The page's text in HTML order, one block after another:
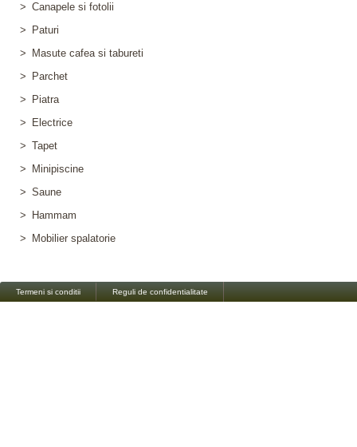
> Canapele si fotolii
>
Paturi
>
Masute cafea si tabureti
>
Parchet
>
Piatra
>
Electrice
> Tapet
>
Minipiscine
> Saune
>
Hammam
>
Mobilier spalatorie
Termeni si conditii Reguli de confidentialitate